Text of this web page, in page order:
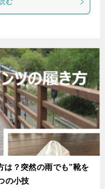
む
は？突然の雨でも”靴を
の小技